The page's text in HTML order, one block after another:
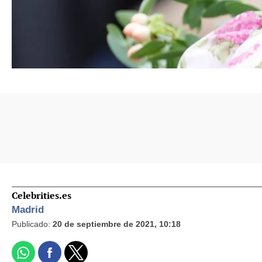
Celebrities.es
Madrid
Publicado: 20 de septiembre de 2021, 10:18